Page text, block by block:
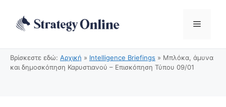
περιεχόμενο
Μενού
Βρίσκεστε εδώ: Αρχική » Intelligence Briefings » Μπλόκα, άμυνα
και δημοσκόπηση Καρυστιανού – Επισκόπηση Τύπου 09/01